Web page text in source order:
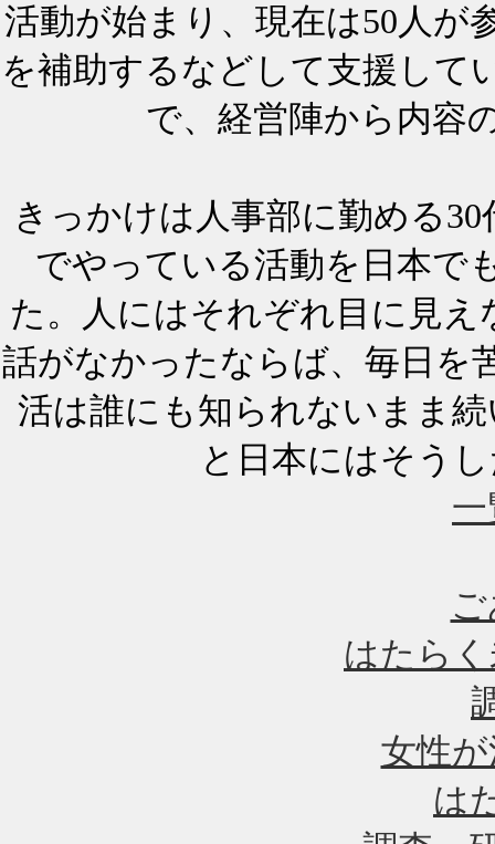
活動が始まり、現在は50人が
を補助するなどして支援して
で、経営陣から内容
きっかけは人事部に勤める
でやっている活動を日本で
た。人にはそれぞれ目に見
話がなかったならば、毎日を
活は誰にも知られないまま
と日本にはそう
はたら
女性
は